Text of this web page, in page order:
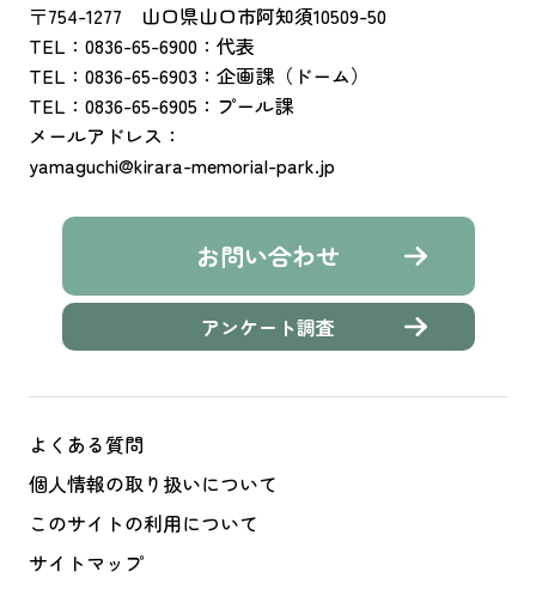
〒754-1277 山口県山口市阿知須10509-50
TEL：0836-65-6900：代表
TEL：0836-65-6903：企画課（ドーム）
TEL：0836-65-6905：プール課
メールアドレス：
yamaguchi@kirara-memorial-park.jp
お問い合わせ
アンケート調査
よくある質問
個人情報の取り扱いについて
このサイトの利用について
サイトマップ